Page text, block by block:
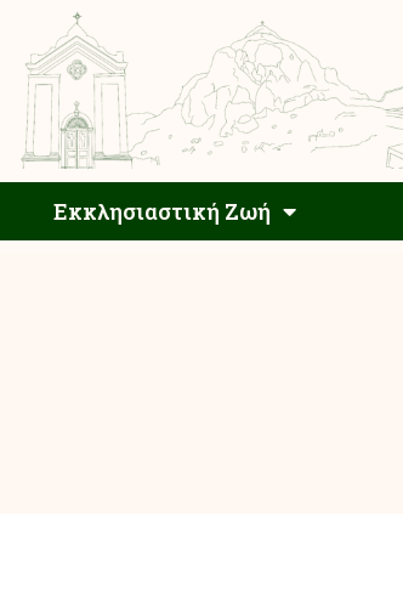
Εκκλησιαστική Ζωή
Αρχιεπισκοπή Εκκλησιαστική Ζωή